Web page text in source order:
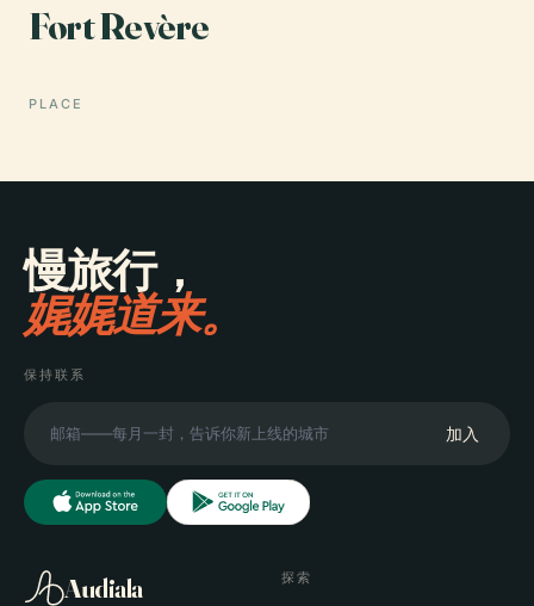
Fort Revère
PLACE
慢旅行，
娓娓道来。
保持联系
加入
Audiala 探索